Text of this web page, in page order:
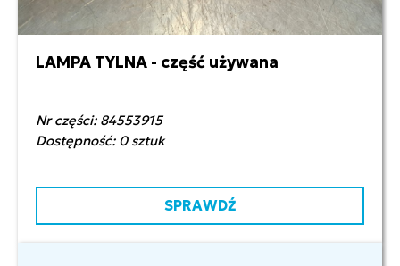
150,00 zł netto
LAMPA TYLNA - część używana
Nr części: 84553915
Dostępność: 0 sztuk
SPRAWDŹ